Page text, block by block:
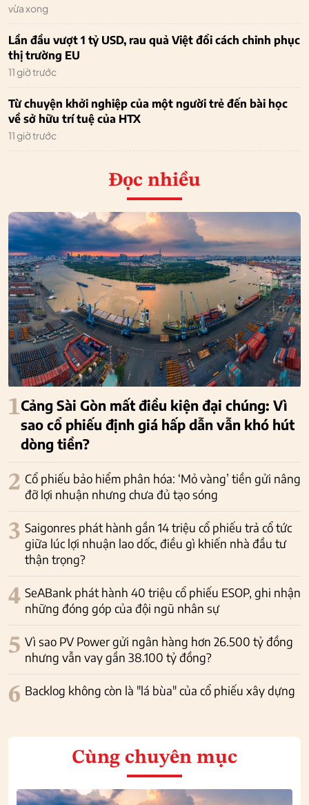
vừa xong
Lần đầu vượt 1 tỷ USD, rau quả Việt đổi cách chinh phục
thị trường EU
11 giờ trước
Từ chuyện khởi nghiệp của một người trẻ đến bài học
về sở hữu trí tuệ của HTX
11 giờ trước
Đọc nhiều
1Cảng Sài Gòn mất điều kiện đại chúng: Vì
sao cổ phiếu định giá hấp dẫn vẫn khó hút
dòng tiền?
2 Cổ phiếu bảo hiểm phân hóa: ‘Mỏ vàng’ tiền gửi nâng
đỡ lợi nhuận nhưng chưa đủ tạo sóng
3 Saigonres phát hành gần 14 triệu cổ phiếu trả cổ tức
giữa lúc lợi nhuận lao dốc, điều gì khiến nhà đầu tư
thận trọng?
4 SeABank phát hành 40 triệu cổ phiếu ESOP, ghi nhận
những đóng góp của đội ngũ nhân sự
5 Vì sao PV Power gửi ngân hàng hơn 26.500 tỷ đồng
nhưng vẫn vay gần 38.100 tỷ đồng?
6 Backlog không còn là "lá bùa" của cổ phiếu xây dựng
Cùng chuyên mục